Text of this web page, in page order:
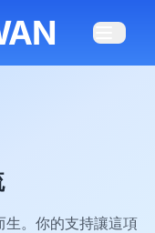
。你的支持讓這項